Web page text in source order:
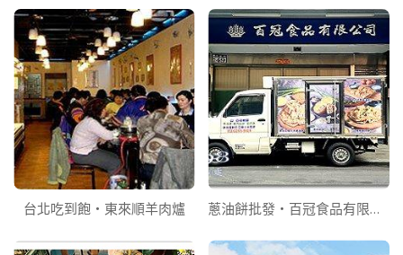
台北吃到飽‧東來順羊肉爐 蔥油餅批發‧百冠食品有限公司